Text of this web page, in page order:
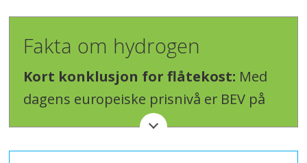
Fakta om hydrogen
Kort konklusjon for flåtekost: Med
dagens europeiske prisnivå er BEV på
depotlading klart billigst per km, diesel i